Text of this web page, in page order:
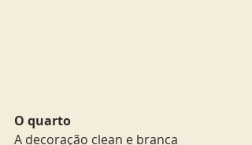
O quarto
A decoração clean e branca